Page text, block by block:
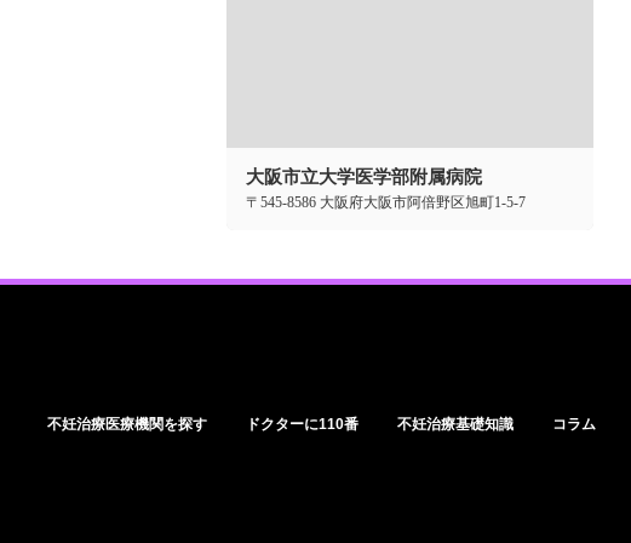
大阪市立大学医学部附属病院
〒545-8586 大阪府大阪市阿倍野区旭町1-5-7
不妊治療医療機関を探す ドクターに110番 不妊治療基礎知識 コラム